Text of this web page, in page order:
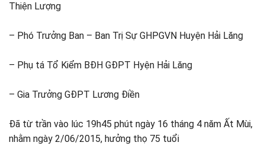
Thiện Lượng
– Phó Trưởng Ban – Ban Trị Sự GHPGVN Huyện Hải Lăng
– Phụ tá Tổ Kiểm BĐH GĐPT Hyện Hải Lăng
– Gia Trưởng GĐPT Lương Điền
Đã từ trần vào lúc 19h45 phút ngày 16 tháng 4 năm Ất Mùi,
nhằm ngày 2/06/2015, hưởng thọ 75 tuổi